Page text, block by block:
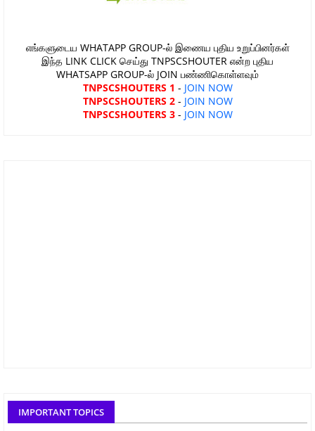
எங்களுடைய WHATAPP GROUP-ல் இணைய புதிய உறுப்பினர்கள்
இந்த LINK CLICK செய்து TNPSCSHOUTER என்ற புதிய
WHATSAPP GROUP-ல் JOIN பண்ணிகொள்ளவும்
TNPSCSHOUTERS 1 - JOIN NOW
TNPSCSHOUTERS 2- JOIN NOW
TNPSCSHOUTERS 3- JOIN NOW
IMPORTANT TOPICS